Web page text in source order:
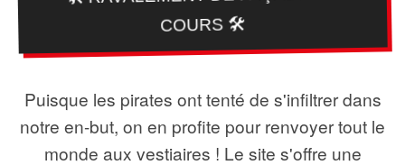
COURS 🛠️
Puisque les pirates ont tenté de s'infiltrer dans
notre en-but, on en profite pour renvoyer tout le
monde aux vestiaires ! Le site s'offre une